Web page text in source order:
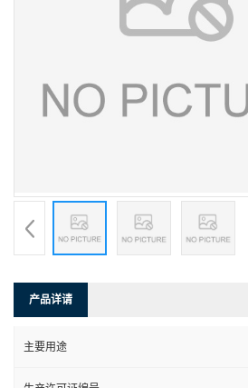
产品详请
主要用途